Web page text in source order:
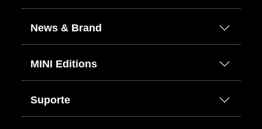
News & Brand
MINI Editions
Suporte